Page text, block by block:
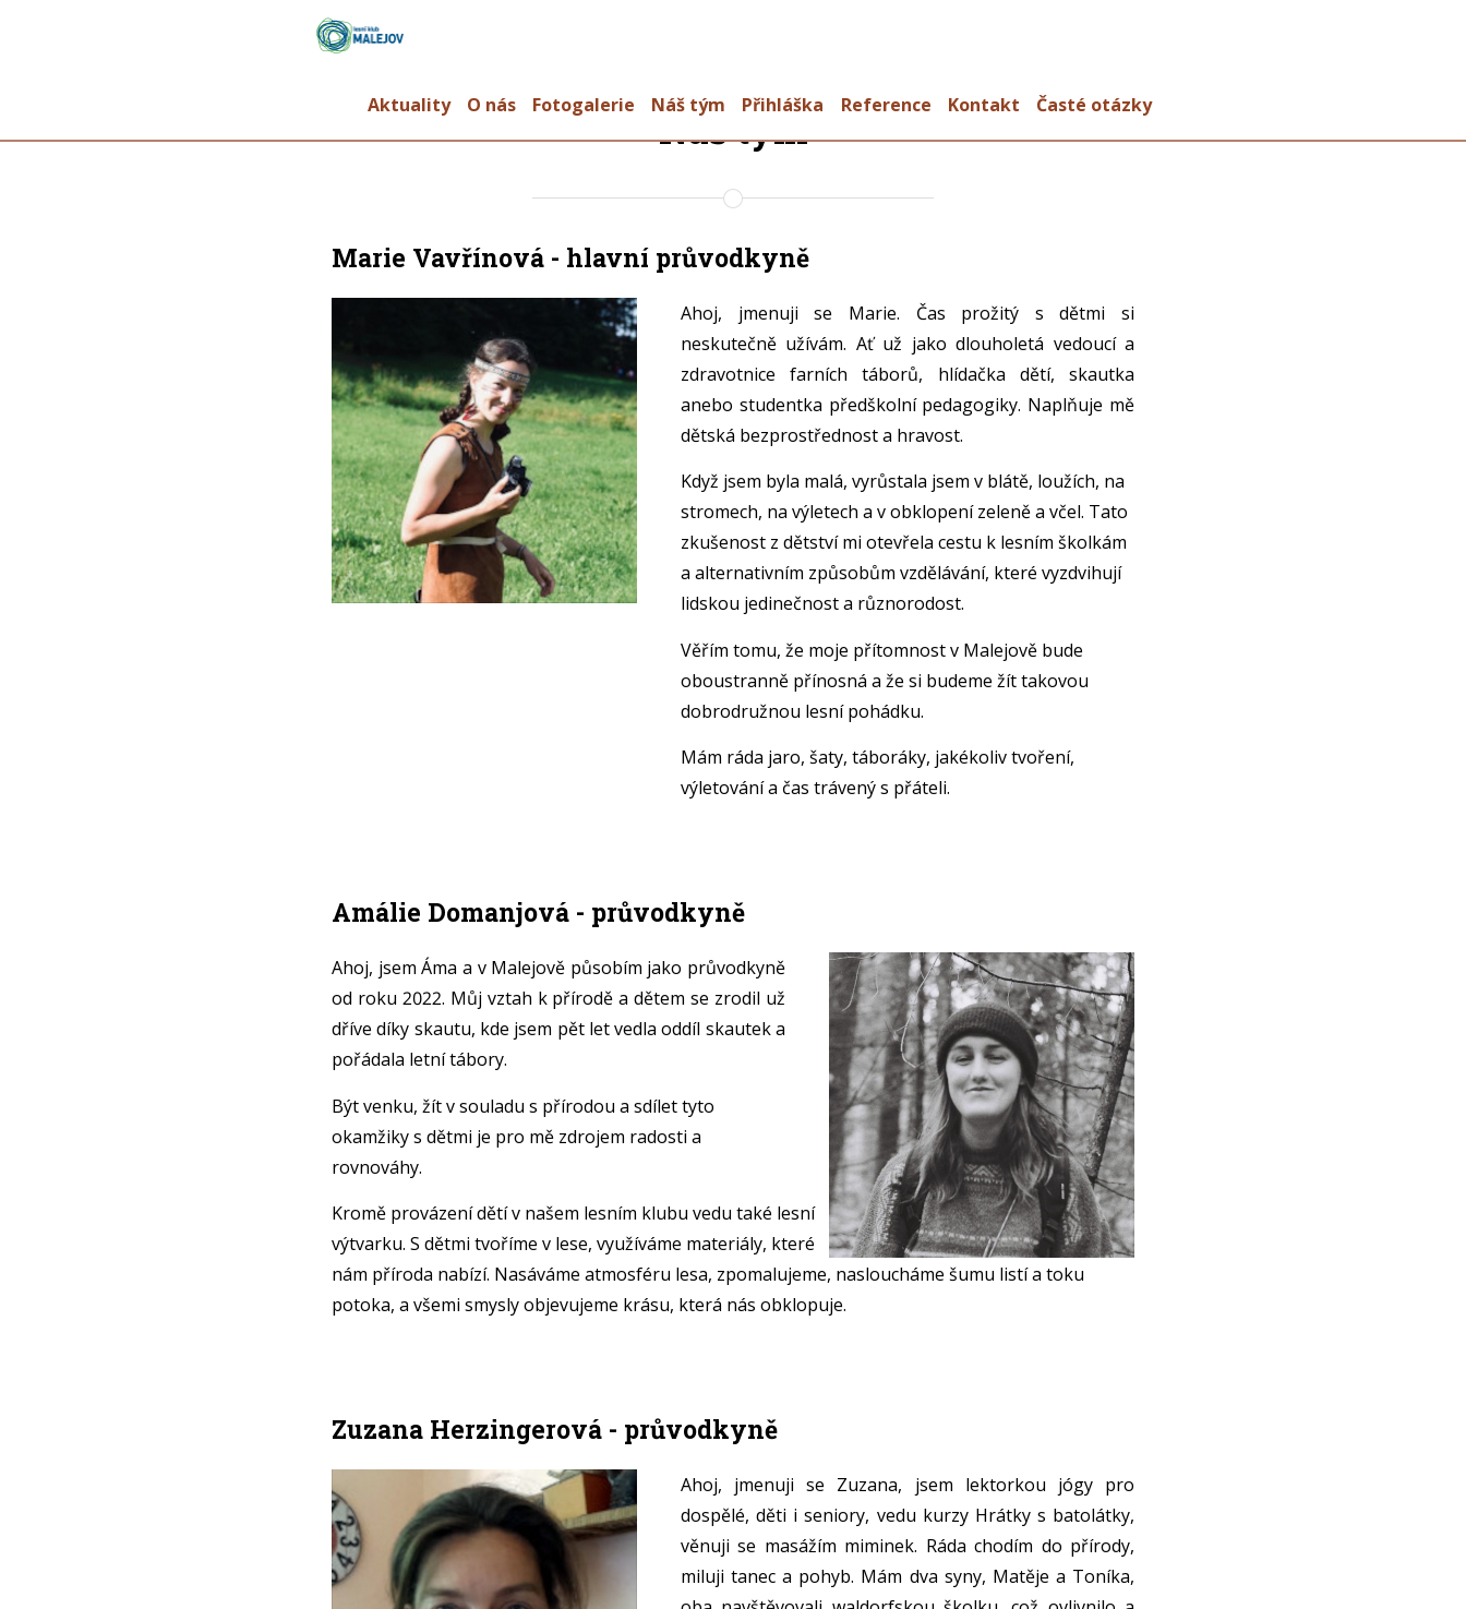
Aktuality O nás Fotogalerie Náš tým Přihláška Reference Kontakt Časté otázky
Náš tým
Marie Vavřínová - hlavní průvodkyně
Ahoj, jmenuji se Marie. Čas prožitý s dětmi si
neskutečně užívám. Ať už jako dlouholetá vedoucí a
zdravotnice farních táborů, hlídačka dětí, skautka
anebo studentka předškolní pedagogiky. Naplňuje mě
dětská bezprostřednost a hravost.
Když jsem byla malá, vyrůstala jsem v blátě, loužích, na
stromech, na výletech a v obklopení zeleně a včel. Tato
zkušenost z dětství mi otevřela cestu k lesním školkám
a alternativním způsobům vzdělávání, které vyzdvihují
lidskou jedinečnost a různorodost.
Věřím tomu, že moje přítomnost v Malejově bude
oboustranně přínosná a že si budeme žít takovou
dobrodružnou lesní pohádku.
Mám ráda jaro, šaty, táboráky, jakékoliv tvoření,
výletování a čas trávený s přáteli.
Amálie Domanjová - průvodkyně
Ahoj, jsem Áma a v Malejově působím jako průvodkyně
od roku 2022. Můj vztah k přírodě a dětem se zrodil už
dříve díky skautu, kde jsem pět let vedla oddíl skautek a
pořádala letní tábory.
Být venku, žít v souladu s přírodou a sdílet tyto
okamžiky s dětmi je pro mě zdrojem radosti a
rovnováhy.
Kromě provázení dětí v našem lesním klubu vedu také lesní
výtvarku. S dětmi tvoříme v lese, využíváme materiály, které
nám příroda nabízí. Nasáváme atmosféru lesa, zpomalujeme, nasloucháme šumu listí a toku
potoka, a všemi smysly objevujeme krásu, která nás obklopuje.
Zuzana Herzingerová - průvodkyně
Ahoj, jmenuji se Zuzana, jsem lektorkou jógy pro
dospělé, děti i seniory, vedu kurzy Hrátky s batolátky,
věnuji se masážím miminek. Ráda chodím do přírody,
miluji tanec a pohyb. Mám dva syny, Matěje a Toníka,